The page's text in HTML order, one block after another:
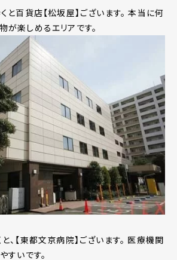
と百貨店【松坂屋】ございます。 本当に何
楽しめるエリアです。
、【東都文京病院】ございます。 医療機関
すいです。